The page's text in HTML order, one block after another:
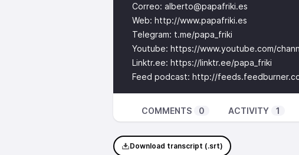
Correo: alberto@papafriki.es
Web: http://www.papafriki.es
Telegram: t.me/papa_friki
Youtube: https://www.youtube.com/
Linktr.ee: https://linktr.ee/papa_friki
Feed podcast: http://
COMMENTS 0 ACTIVITY 1
Download transcript (.srt)